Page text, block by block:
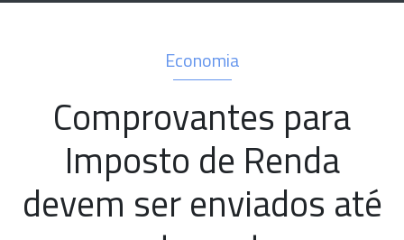
Economia
Comprovantes para
Imposto de Renda
devem ser enviados até